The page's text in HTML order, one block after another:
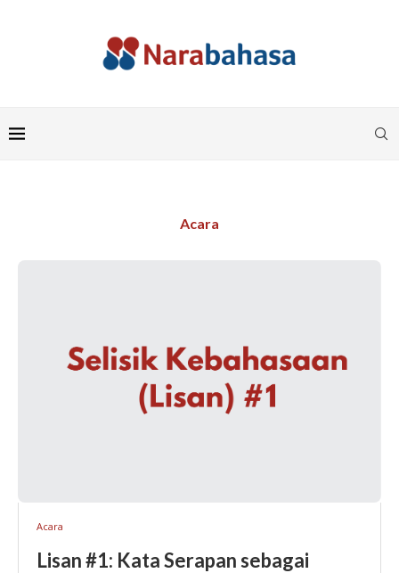
Acara
Acara
Lisan #1: Kata Serapan sebagai